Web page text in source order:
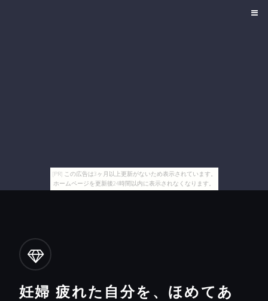
[PR] この広告は3ヶ月以上更新がないため表示されています。
ホームページを更新後24時間以内に表示されなくなります。
妊婦 疲れた自分を、ほめてあ